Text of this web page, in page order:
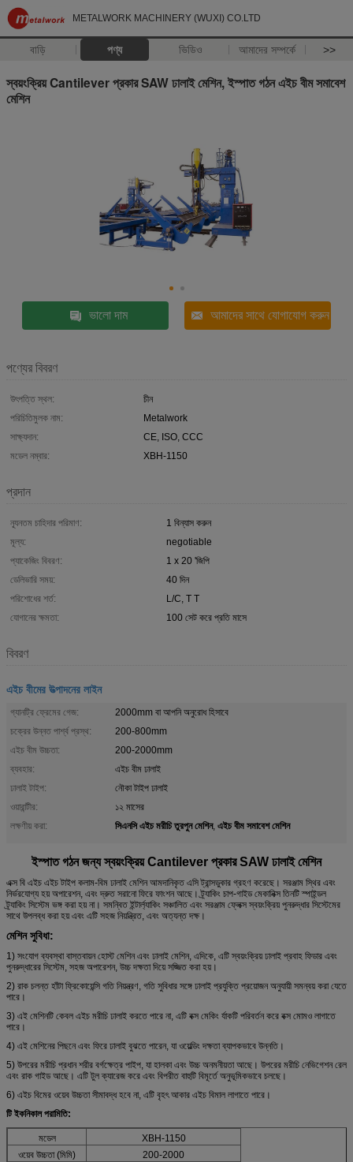
METALWORK MACHINERY (WUXI) CO.LTD
বাড়ি পণ্য ভিডিও আমাদের সম্পর্কে >>
স্বয়ংক্রিয় Cantilever প্রকার SAW ঢালাই মেশিন, ইস্পাত গঠন এইচ বীম সমাবেশ
মেশিন
ভালো দাম আমাদের সাথে যোগাযোগ করুন
পণ্যের বিবরণ
উৎপত্তি স্থল:
চীন
পরিচিতিমুলক নাম:
Metalwork
সাক্ষ্যদান:
CE, ISO, CCC
মডেল নম্বার:
XBH-1150
প্রদান
ন্যূনতম চাহিদার পরিমাণ:
1 বিন্যাস করুন
মূল্য:
negotiable
প্যাকেজিং বিবরণ:
1 x 20 'জিপি
ডেলিভারি সময়:
40 দিন
পরিশোধের শর্ত:
L/C, T T
যোগানের ক্ষমতা:
100 সেট করে প্রতি মাসে
বিবরণ
এইচ বীমের উত্পাদনের লাইন
গ্যানট্রি ফ্রেমের গেজ:
2000mm বা আপনি অনুরোধ হিসাবে
চক্রের উন্নত পার্শ্ব প্রস্থ:
200-800mm
এইচ বীম উচ্চতা:
200-2000mm
ব্যবহার:
এইচ বীম ঢালাই
ঢালাই টাইপ:
নৌকা টাইপ ঢালাই
ওয়ারান্টীর:
১২ মাসের
লক্ষণীয় করা:
সিএনসি এইচ মরীচি তুরপুন মেশিন, এইচ বীম সমাবেশ মেশিন
ইস্পাত গঠন জন্য স্বয়ংক্রিয় Cantilever প্রকার SAW ঢালাই মেশিন
এক্স বি এইচ এইচ টাইপ কলাম-বিম ঢালাই মেশিন আমদানিকৃত এসি ট্রান্সডুকার গ্রহণ করেছে। সরঞ্জাম স্থির এবং
নির্ভরযোগ্য হয় অপারেশন, এবং দ্রুত সরানো ফিরে ফাংশন আছে। ট্র্যাকিং চাপ-গাইড মেকানিক্স তিনটি স্পাইন্ডল
ট্র্যাকিং সিস্টেম ভঙ্গ করা হয় না। সমন্বিত ইন্টার্ল্যাকিং সঞ্চালিত এবং সরঞ্জাম ফ্লেক্স স্বয়ংক্রিয় পুনরুদ্ধার সিস্টেমের
সাথে উপলব্ধ করা হয় এবং এটি সহজ নিয়ন্ত্রিত, এবং অত্যন্ত দক্ষ।
মেশিন সুবিধা:
1) সংযোগ ব্যবস্থা বাস্তবায়ন হোস্ট মেশিন এবং ঢালাই মেশিন, এদিকে, এটি স্বয়ংক্রিয় ঢালাই প্রবাহ ফিডার এবং
পুনরুদ্ধারের সিস্টেম, সহজ অপারেশন, উচ্চ দক্ষতা দিয়ে সজ্জিত করা হয়।
2) রাক চলন্ত হাঁটা ফ্রিকোয়েন্সি গতি নিয়ন্ত্রণ, গতি সুবিধার সঙ্গে ঢালাই প্রযুক্তি প্রয়োজন অনুযায়ী সমন্বয় করা যেতে
পারে।
3) এই মেশিনটি কেবল এইচ মরীচি ঢালাই করতে পারে না, এটি বক্স মেকিং র্যাকটি পরিবর্তন করে বক্স মোমও লাগাতে
পারে।
4) এই মেশিনের পিছনে এবং ফিরে ঢালাই বুঝতে পারেন, যা ওয়েল্ডিং দক্ষতা ব্যাপকভাবে উন্নতি।
5) উপরের মরীচি প্রধান শরীর বর্গক্ষেত্র পাইপ, যা হালকা এবং উচ্চ অনমনীয়তা আছে। উপরের মরীচি নেভিগেশন রেল
এবং রাক গাইড আছে। এটি টুল ক্যারেজ করে এবং বিপরীত বাহুটি বিমূর্তে অনুভূমিকভাবে চলছে।
6) এইচ বিমের ওয়েব উচ্চতা সীমাবদ্ধ হবে না, এটি বৃহৎ আকার এইচ বিমাল লাগাতে পারে।
টি ইকনিকাল পরামিতি:
মডেল
XBH-1150
ওয়েব উচ্চতা (মিমি)
200-2000